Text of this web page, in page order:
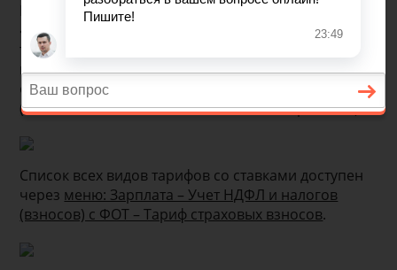
Выбор тарифа производится на закладке
«Страховые взносы». В списке выбора видов
тарифов отображаются только те, которые могут
применяться при выбранных для данной
организации параметрах учетной политики
(система налогообложения, налоговые режимы):
Список всех видов тарифов со ставками доступен
через меню: Зарплата – Учет НДФЛ и налогов
(взносов) с ФОТ – Тариф страховых взносов.